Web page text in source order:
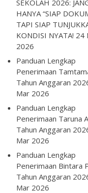
SEKOLAH 2026:
HANYA “SIAP
TAPI SIAP
KONDISI NYATA! 24
2026
Panduan Lengkap
Penerimaan
Tahun Anggaran
Mar 2026
Panduan Lengkap
Penerimaan Taruna
Tahun Anggaran
Mar 2026
Panduan Lengkap
Penerimaan Bintara
Tahun Anggaran
Mar 2026